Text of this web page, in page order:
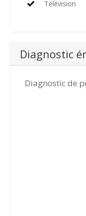
Télévision
Diagnostic
Diagnostic de